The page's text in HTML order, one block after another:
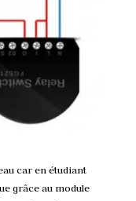
car en étudiant
grâce au module